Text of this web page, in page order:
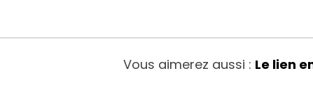
Vous aimerez aussi : Le lien